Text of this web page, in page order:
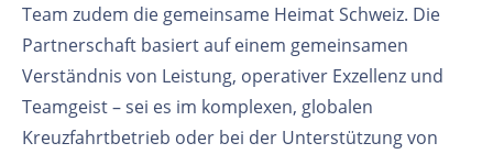
Team zudem die gemeinsame Heimat Schweiz. Die
Partnerschaft basiert auf einem gemeinsamen
Verständnis von Leistung, operativer Exzellenz und
Teamgeist – sei es im komplexen, globalen
Kreuzfahrtbetrieb oder bei der Unterstützung von